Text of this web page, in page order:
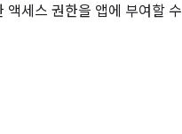
액세스 권한을 앱에 부여할 수